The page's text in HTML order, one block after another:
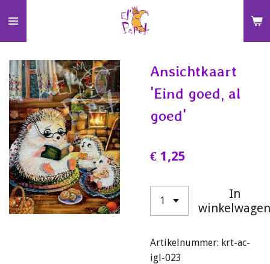
direct
naar
de
hoofdinhoud
Ansichtkaart
'Eind goed, al
goed'
€ 1,25
In
winkelwagen
Artikelnummer: krt-ac-
igl-023